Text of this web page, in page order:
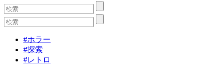
#ホラー
#探索
#レトロ